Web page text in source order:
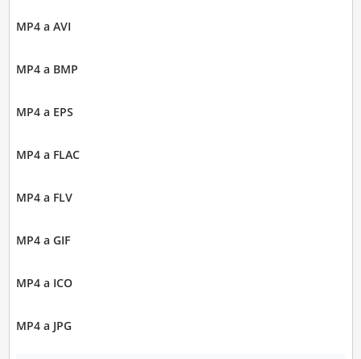
MP4 a AVI
MP4 a BMP
MP4 a EPS
MP4 a FLAC
MP4 a FLV
MP4 a GIF
MP4 a ICO
MP4 a JPG